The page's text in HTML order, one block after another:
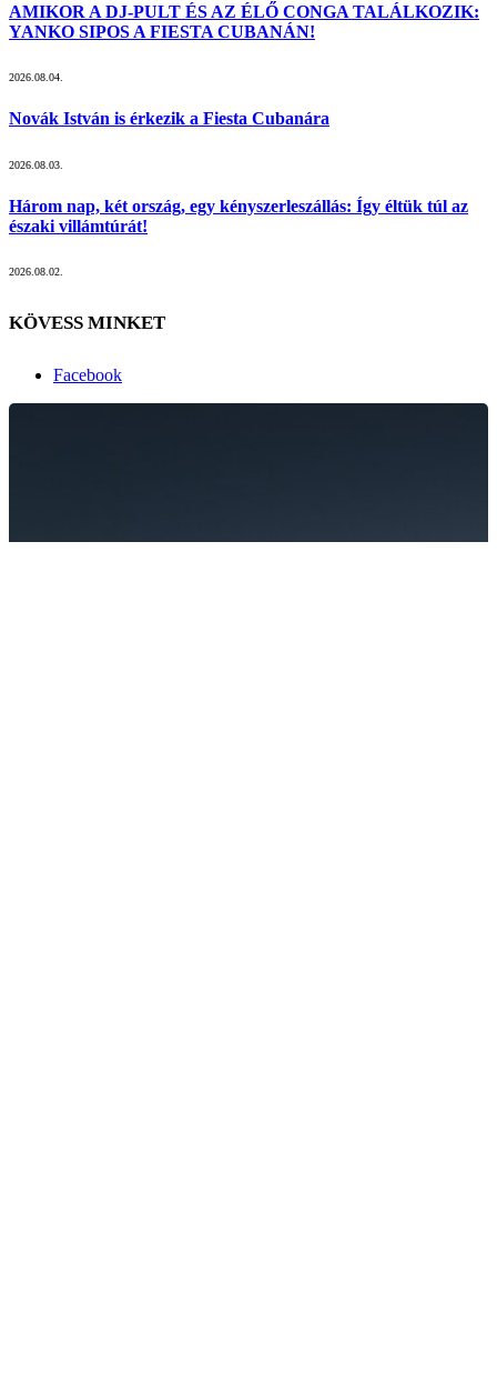
AMIKOR A DJ-PULT ÉS AZ ÉLŐ CONGA TALÁLKOZIK:
YANKO SIPOS A FIESTA CUBANÁN!
2026.08.04.
Novák István is érkezik a Fiesta Cubanára
2026.08.03.
Három nap, két ország, egy kényszerleszállás: Így éltük túl az
északi villámtúrát!
2026.08.02.
KÖVESS MINKET
Facebook